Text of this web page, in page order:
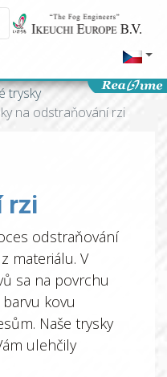
trysky
na odstraňování rzi
rzi
odstraňování
materiálu. V
sa na povrchu
kovu
Naše trysky
ulehčily